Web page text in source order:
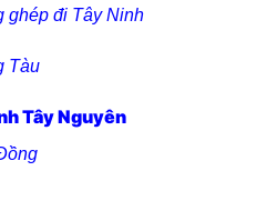
ghép đi Tây Ninh
Tàu
Tây Nguyên